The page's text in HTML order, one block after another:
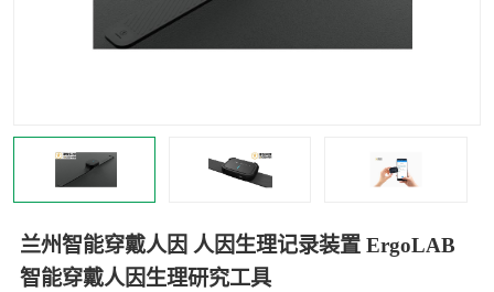
兰州智能穿戴人因 人因生理记录装置 ErgoLAB
智能穿戴人因生理研究工具
神经营销与消费行为实验